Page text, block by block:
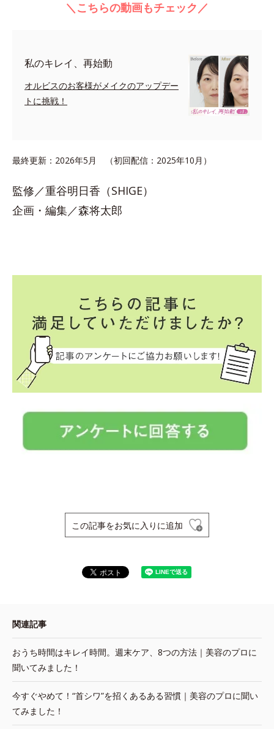
＼こちらの動画もチェック／
私のキレイ、再始動
オルビスのお客様がメイクのアップデー
トに挑戦！
最終更新：2026年5月 （初回配信：2025年10月）
監修／重谷明日香（SHIGE）
企画・編集／森将太郎
この記事をお気に入りに追加
関連記事
おうち時間はキレイ時間。週末ケア、8つの方法｜美容のプロに
聞いてみました！
今すぐやめて！“首シワ”を招くあるある習慣｜美容のプロに聞い
てみました！